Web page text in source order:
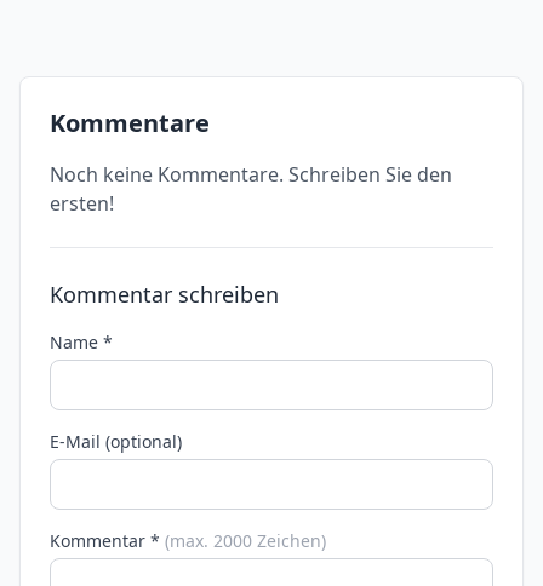
Kommentare
Noch keine Kommentare. Schreiben Sie den
ersten!
Kommentar schreiben
Name *
E-Mail (optional)
Kommentar * (max. 2000 Zeichen)